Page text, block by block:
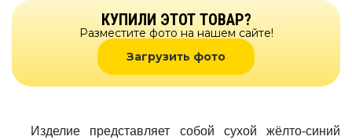
КУПИЛИ ЭТОТ ТОВАР?
Разместите фото на нашем сайте!
Загрузить фото
Изделие представляет собой сухой жёлто-синий